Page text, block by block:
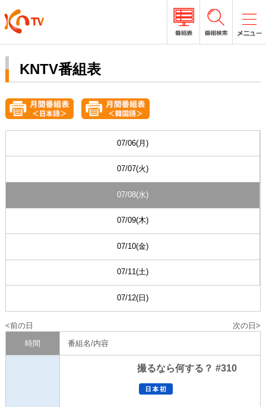
KNTV番組表
07/06(月)
07/07(火)
07/08(水)
07/09(木)
07/10(金)
07/11(土)
07/12(日)
前の日
次の日
時間
番組名/内容
撮るなら何する？ #310